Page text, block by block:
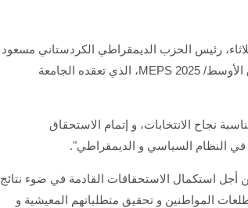
رئيس الحزب الديمقراطي الكردستاني مسعود
بارزاني، وذلك على هامش مشاركتهما في ملتقى السلام و الأمن في الشرق الأوسط/ MEPS 2025، الذي تعقده الجامعة
نجاح الانتخابات، و إتمام الاستحقاق
في النظام السياسي و الديمقراطي".
أجل استكمال الاستحقاقات القادمة في ضوء نتائج
المواطنين و تحقيق متطلباتهم المعيشية و